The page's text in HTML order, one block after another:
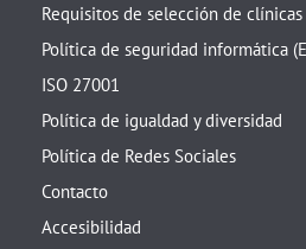
Requisitos de selección de clínicas
Política de seguridad informática
ISO 27001
Política de igualdad y diversidad
Política de Redes Sociales
Contacto
Accesibilidad